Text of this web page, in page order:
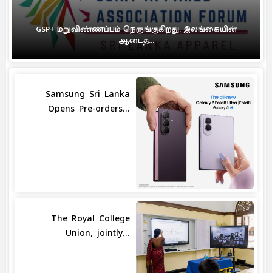
GSP+ மறுவிண்ணப்பம் நெருங்குகிறது: இலங்கையின்
ஆடைத்...
Samsung Sri Lanka
Opens Pre-orders...
The Royal College
Union, jointly...